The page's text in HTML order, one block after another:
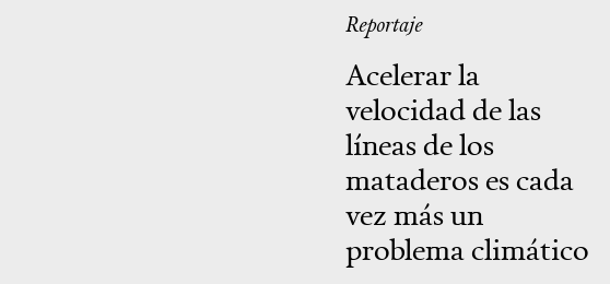
Reportaje
Acelerar la
velocidad de las
líneas de los
mataderos es cada
vez más un
problema climático